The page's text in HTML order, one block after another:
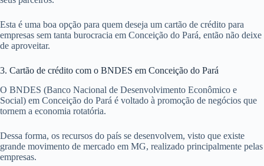
Esta é uma boa opção para quem deseja um cartão de crédito para
empresas sem tanta burocracia em Conceição do Pará, então não deixe
de aproveitar.
3. Cartão de crédito com o BNDES em Conceição do Pará
O BNDES (Banco Nacional de Desenvolvimento Econômico e
Social) em Conceição do Pará é voltado à promoção de negócios que
tornem a economia rotatória.
Dessa forma, os recursos do país se desenvolvem, visto que existe
grande movimento de mercado em MG, realizado principalmente pelas
empresas.